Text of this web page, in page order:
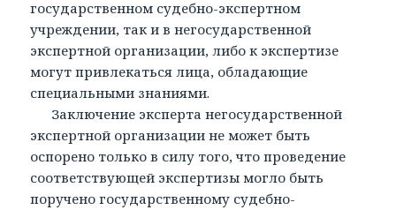
государственном судебно-экспертном
учреждении, так и в негосударственной
экспертной организации, либо к экспертизе
могут привлекаться лица, обладающие
специальными знаниями.
Заключение эксперта негосударственной
экспертной организации не может быть
оспорено только в силу того, что проведение
соответствующей экспертизы могло быть
поручено государственному судебно-